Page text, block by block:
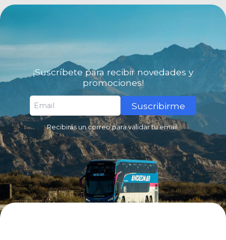
¡Suscríbete para recibir novedades y
promociones!
Suscribirme
Recibirás un correo para validar tu email.